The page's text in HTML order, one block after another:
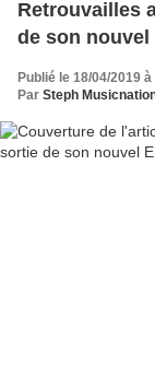
Retrouvailles
de son nouvel
Publié le 18/04/2019
Par Steph